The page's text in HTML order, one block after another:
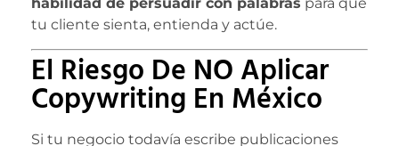
habilidad de persuadir con palabras para que
tu cliente sienta, entienda y actúe.
El Riesgo De NO Aplicar
Copywriting En México
Si tu negocio todavía escribe publicaciones